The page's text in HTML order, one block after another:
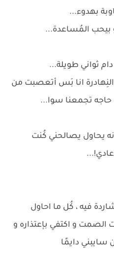
بهدوء...
المُساعدة...
ثواني طويلة...
انا بَس أتعصبت من
تجمعنا سوا...
يحاول يصالحني كُنت
فيه ، كُل ما احاول
الصمت و اكتفي بإعتذاره و
سايبني دايمًا